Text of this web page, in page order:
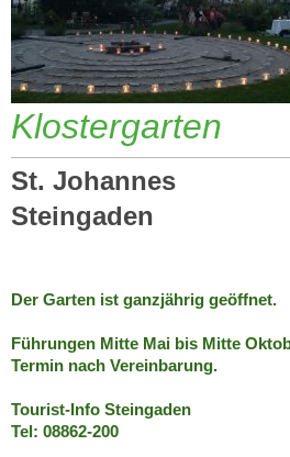
Klostergarten
St.
Steingaden
Der Garten ist ganzjährig geöffnet.
Führungen Mitte Mai bis Mitte
Termin nach Vereinbarung.
Tourist-Info Steingaden
Tel: 08862-200